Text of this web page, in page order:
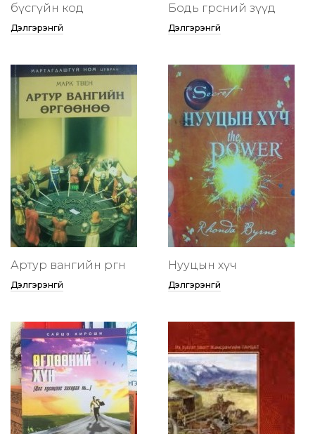
бүсгүйн код
Дэлгэрэнгүй
Бодь гөрөөсний зүүд
Дэлгэрэнгүй
Артур вангийн өргөөнөө
Дэлгэрэнгүй
Нууцын хүч
Дэлгэрэнгүй